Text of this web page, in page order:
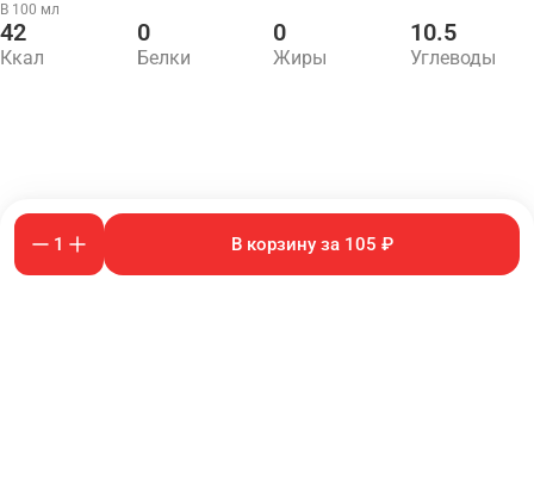
В 100 мл
42
Ккал
0
Белки
0
Жиры
10.5
Углеводы
1 В корзину за 105 ₽